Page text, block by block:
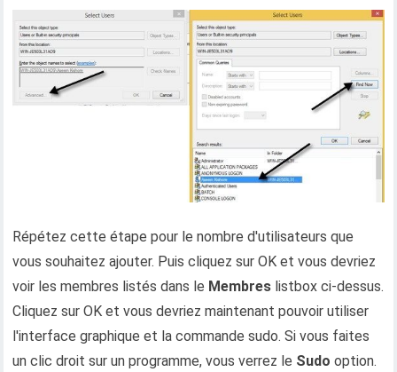
Répétez cette étape pour le nombre d'utilisateurs que
vous souhaitez ajouter. Puis cliquez sur OK et vous devriez
voir les membres listés dans le Membres listbox ci-dessus.
Cliquez sur OK et vous devriez maintenant pouvoir utiliser
l'interface graphique et la commande sudo. Si vous faites
un clic droit sur un programme, vous verrez le Sudo option.